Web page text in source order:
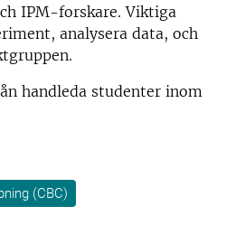
IPM-forskare. Viktiga
analysera data, och
handleda studenter inom
(CBC)